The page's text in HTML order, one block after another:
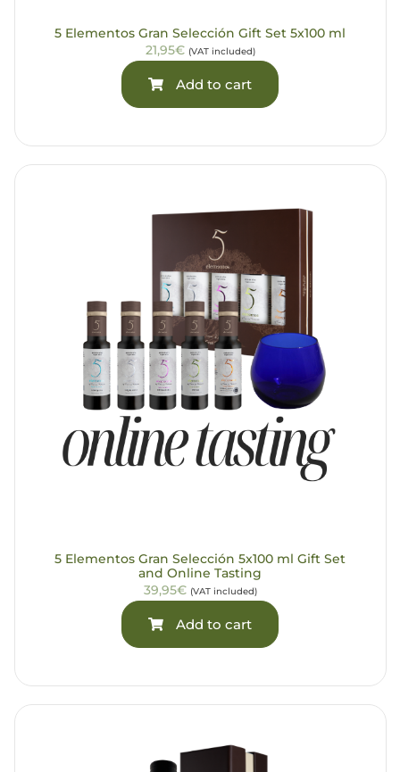
5 Elementos Gran Selección Gift Set 5x100 ml
21,95€ (VAT included)
Add to cart
5 Elementos Gran Selección 5x100 ml Gift Set
and Online Tasting
39,95€ (VAT included)
Add to cart